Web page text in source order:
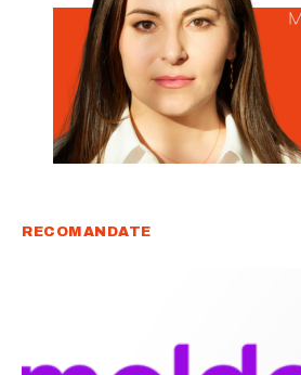
Am citit și acceptPolitica de confidențialitate.
RECOMANDATE